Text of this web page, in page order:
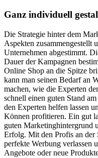
Ganz individuell
Die Strategie hinter dem
Aspekten zusammengestellt
Unternehmen abgestimmt.
Dauer der Kampagnen
Online Shop an die Spitze
kann man seinen Bedarf an
machen, wie die Experten
schnell einen guten Stand
den Experten helfen lassen
Können profitieren. Ein gut
guten Marketinghintergrund
Erfolg. Mit den Profis an der
perfekte Werbung verlassen
Angebote oder neue